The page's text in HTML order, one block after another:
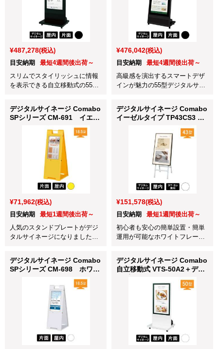
¥487,278(税込)
目安納期
最短4週間後出荷～
スリムでスタイリッシュに情報
を表示できる自立移動式の55型
¥476,042(税込)
目安納期
最短4週間後出荷～
高級感を演出するスマートデザ
インが魅力の55型デジタルサイ
デジタルサイネージ Comabo
SPシリーズ CM-691 イエロ
¥71,962(税込)
目安納期
最短1週間後出荷～
人気のスタンドプレートがデジ
タルサイネージになりました。
う方でも手軽に始められます！
デジタルサイネージ Comabo
イーゼルタイプ TP43CS3 ホ
¥151,578(税込)
目安納期
最短1週間後出荷～
初心者も安心の簡単設置・簡単
運用が可能なホワイトフレーム
デジタルサイネージ Comabo
SPシリーズ CM-698 ホワイ
デジタルサイネージ Comabo
自立移動式 VTS-50A2＋ディ
スプレイ 50BDL4050Q/11 ホ